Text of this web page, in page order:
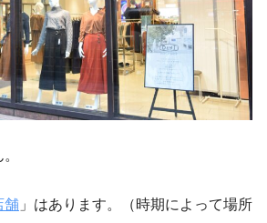
舗 」はあります。（時期によって場所